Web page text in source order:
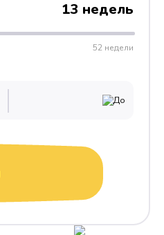
13 недель
52 недели
До